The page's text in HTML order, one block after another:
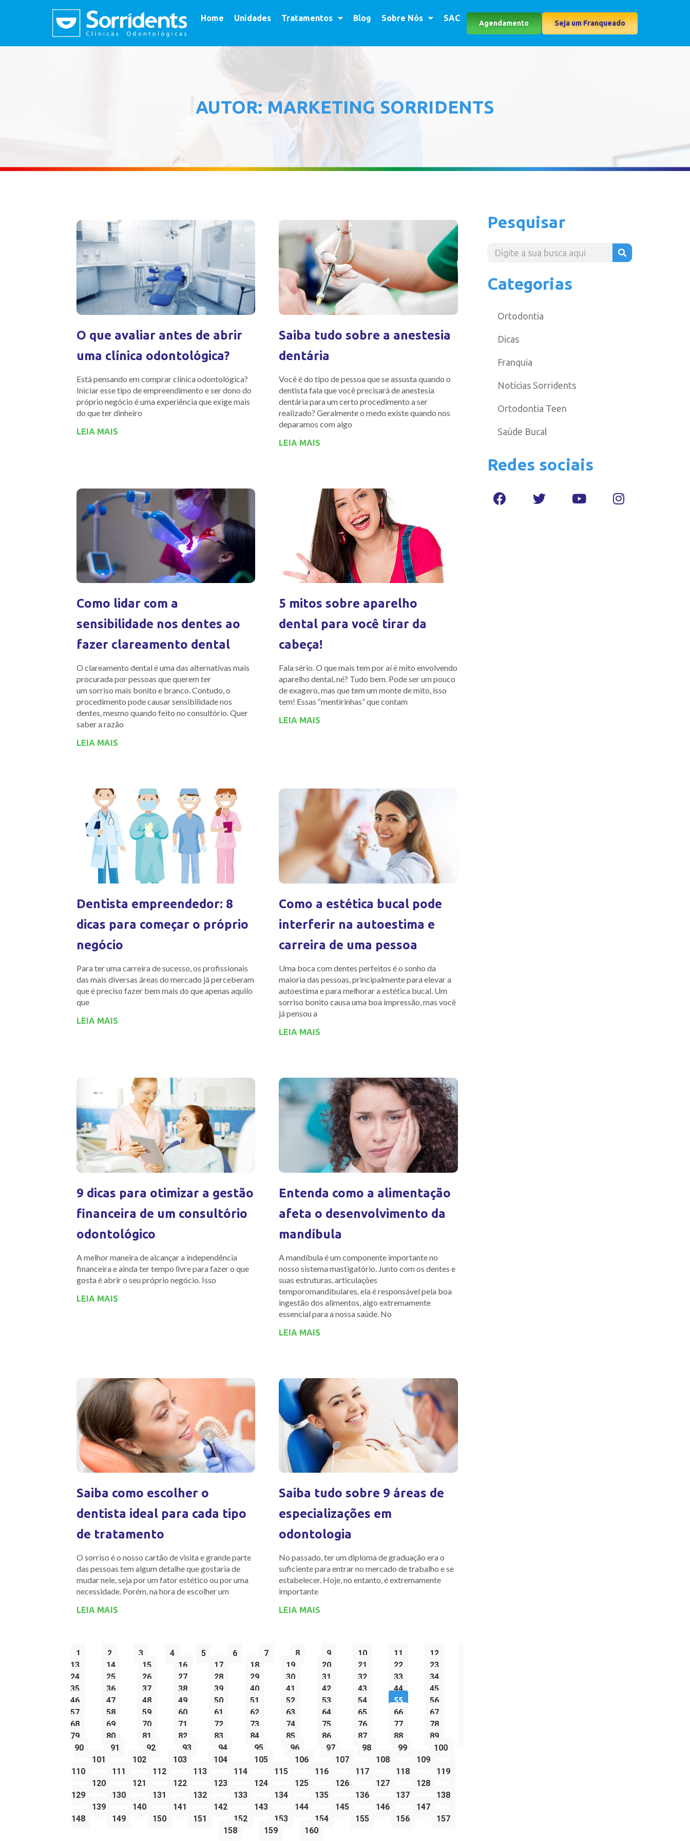
Home Unidades Tratamentos Blog Sobre Nós SAC
Agendamento Seja um Franqueado
AUTOR: MARKETING SORRIDENTS
O que avaliar antes de abrir
uma clínica odontológica?
Está pensando em comprar clínica odontológica?
Iniciar esse tipo de empreendimento e ser dono do
próprio negócio é uma experiência que exige mais
do que ter dinheiro
LEIA MAIS
Saiba tudo sobre a anestesia
dentária
Você é do tipo de pessoa que se assusta quando o
dentista fala que você precisará de anestesia
dentária para um certo procedimento a ser
realizado? Geralmente o medo existe quando nos
deparamos com algo
LEIA MAIS
Como lidar com a
sensibilidade nos dentes ao
fazer clareamento dental
O clareamento dental é uma das alternativas mais
procurada por pessoas que querem ter
um sorriso mais bonito e branco. Contudo, o
procedimento pode causar sensibilidade nos
dentes, mesmo quando feito no consultório. Quer
saber a razão
LEIA MAIS
5 mitos sobre aparelho
dental para você tirar da
cabeça!
Fala sério. O que mais tem por aí é mito envolvendo
aparelho dental, né? Tudo bem. Pode ser um pouco
de exagero, mas que tem um monte de mito, isso
tem! Essas “mentirinhas” que contam
LEIA MAIS
Dentista empreendedor: 8
dicas para começar o próprio
negócio
Para ter uma carreira de sucesso, os profissionais
das mais diversas áreas do mercado já perceberam
que é preciso fazer bem mais do que apenas aquilo
que
LEIA MAIS
Como a estética bucal pode
interferir na autoestima e
carreira de uma pessoa
Uma boca com dentes perfeitos é o sonho da
maioria das pessoas, principalmente para elevar a
autoestima e para melhorar a estética bucal. Um
sorriso bonito causa uma boa impressão, mas você
já pensou a
LEIA MAIS
9 dicas para otimizar a gestão
financeira de um consultório
odontológico
A melhor maneira de alcançar a independência
financeira e ainda ter tempo livre para fazer o que
gosta é abrir o seu próprio negócio. Isso
LEIA MAIS
Entenda como a alimentação
afeta o desenvolvimento da
mandíbula
A mandíbula é um componente importante no
nosso sistema mastigatório. Junto com os dentes e
suas estruturas, articulações
temporomandibulares, ela é responsável pela boa
ingestão dos alimentos, algo extremamente
essencial para a nossa saúde. No
LEIA MAIS
Saiba como escolher o
dentista ideal para cada tipo
de tratamento
O sorriso é o nosso cartão de visita e grande parte
das pessoas tem algum detalhe que gostaria de
mudar nele, seja por um fator estético ou por uma
necessidade. Porém, na hora de escolher um
LEIA MAIS
Saiba tudo sobre 9 áreas de
especializações em
odontologia
No passado, ter um diploma de graduação era o
suficiente para entrar no mercado de trabalho e se
estabelecer. Hoje, no entanto, é extremamente
importante
LEIA MAIS
1 2 3 4 5 6 7 8 9 10 11
12
13
14 15 16 17 18 19 20 21 22
23
24
25 26 27 28 29 30 31 32 33
34
35
36 37 38 39 40 41 42 43 44
45
46
47 48 49 50 51 52 53 54 55
56
57
58 59 60 61 62 63 64 65 66
67
68
69 70 71 72 73 74 75 76 77
78
79
80 81 82 83 84 85 86 87 88
89
90
91 92 93 94 95 96 97 98 99
100
101
102 103 104 105 106 107 108
109
110
111 112 113 114 115 116 117 118
119
120
121 122 123 124 125 126 127
128
129
130 131 132 133 134 135 136 137
138
139
140 141 142 143 144 145 146
147
148
149 150 151 152 153 154 155 156
157
158
159 160
Pesquisar
Categorias
Ortodontia
Dicas
Franquia
Notícias Sorridents
Ortodontia Teen
Saúde Bucal
Redes sociais